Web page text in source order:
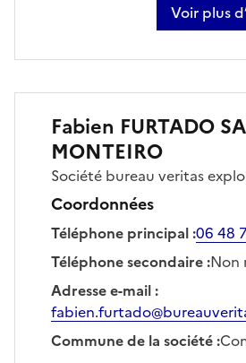
Voir plus
sur
Fabien FURTADO
MONTEIRO
Société bureau veritas
Coordonnées
Téléphone principal:06 48
Téléphone secondaire:Non
Adresse e-mail:
Commune de la société: